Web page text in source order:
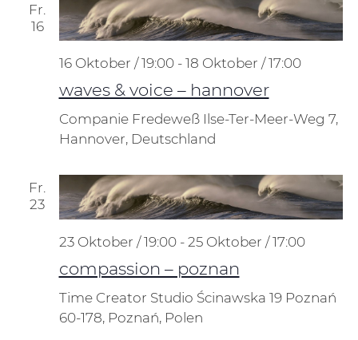
Fr.
16
waves & voice – hannover
16 Oktober / 19:00- 18 Oktober / 17:00
Companie Fredeweß Ilse-Ter-Meer-Weg 7,
Hannover, Deutschland
Fr.
23
compassion – poznan
23 Oktober / 19:00- 25 Oktober / 17:00
Time Creator Studio Ścinawska 19 Poznań
60-178, Poznań, Polen